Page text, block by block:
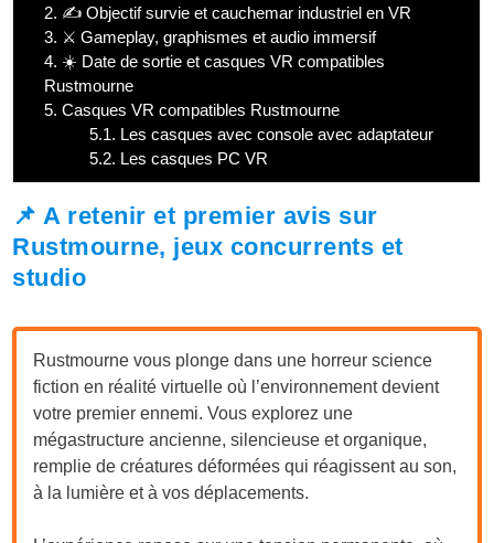
2. ✍️ Objectif survie et cauchemar industriel en VR
3. ⚔️ Gameplay, graphismes et audio immersif
4. ☀️ Date de sortie et casques VR compatibles
Rustmourne
5. Casques VR compatibles Rustmourne
5.1. Les casques avec console avec adaptateur
5.2. Les casques PC VR
📌 A retenir et premier avis sur
Rustmourne, jeux concurrents et
studio
Rustmourne vous plonge dans une horreur science
fiction en réalité virtuelle où l’environnement devient
votre premier ennemi. Vous explorez une
mégastructure ancienne, silencieuse et organique,
remplie de créatures déformées qui réagissent au son,
à la lumière et à vos déplacements.